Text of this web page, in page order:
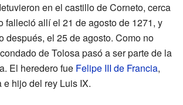
en el castillo de Corneto, cerca
falleció allí el 21 de agosto de 1271, y
después, el 25 de agosto. Como no
de Tolosa pasó a ser parte de la
El heredero fue Felipe III de Francia,
hijo del rey Luis IX.